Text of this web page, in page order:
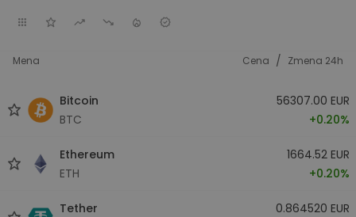
Mena Cena / Zmena 24h
Bitcoin
BTC
56307.00 EUR
+0.20%
Ethereum
ETH
1664.52 EUR
+0.20%
Tether
0.864520 EUR